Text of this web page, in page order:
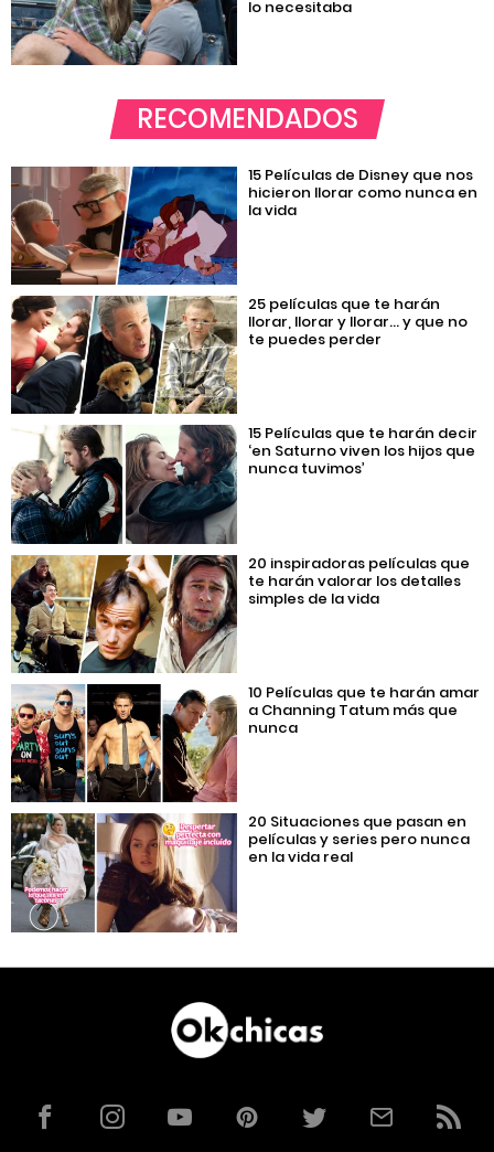
lo necesitaba
RECOMENDADOS
15 Películas de Disney que nos
hicieron llorar como nunca en
la vida
25 películas que te harán
llorar, llorar y llorar… y que no
te puedes perder
15 Películas que te harán decir
‘en Saturno viven los hijos que
nunca tuvimos’
20 inspiradoras películas que
te harán valorar los detalles
simples de la vida
10 Películas que te harán amar
a Channing Tatum más que
nunca
20 Situaciones que pasan en
películas y series pero nunca
en la vida real
FacebookInstagramYouTubePinterestTwitterCorreoRSS